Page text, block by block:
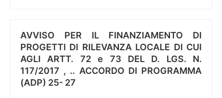
AVVISO PER IL FINANZIAMENTO DI
PROGETTI DI RILEVANZA LOCALE DI CUI
AGLI ARTT. 72 e 73 DEL D. LGS. N.
117/2017 , .. ACCORDO DI PROGRAMMA
(ADP) 25- 27